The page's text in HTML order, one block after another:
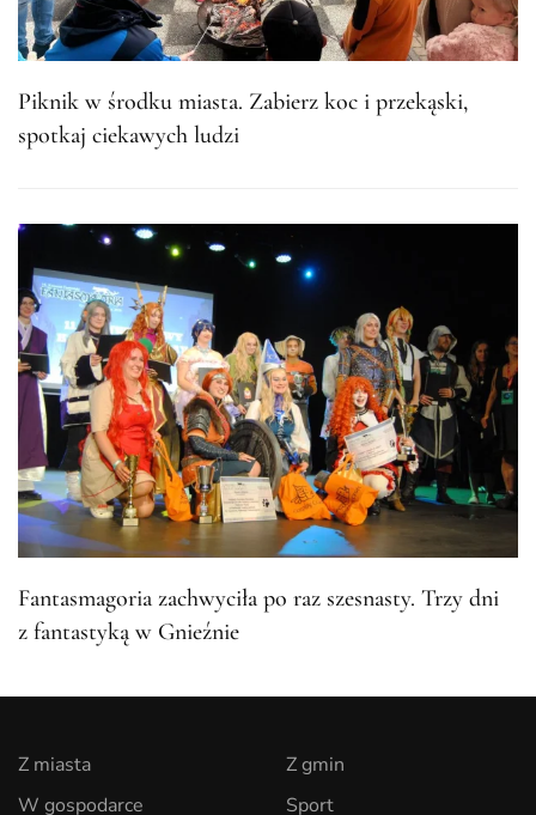
Piknik w środku miasta. Zabierz koc i przekąski,
spotkaj ciekawych ludzi
Fantasmagoria zachwyciła po raz szesnasty. Trzy dni
z fantastyką w Gnieźnie
Z miasta
W gospodarce
Z gmin
Sport